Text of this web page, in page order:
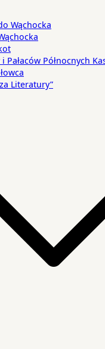
Wąchocka
Pałaców Północnych
Literatury”